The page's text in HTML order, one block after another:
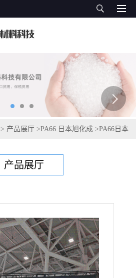
> 产品展厅 >PA66 日本旭化成 >PA66日本
产品展厅